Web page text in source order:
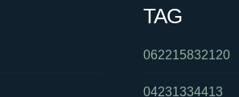
TAG
062215832120
04231334413